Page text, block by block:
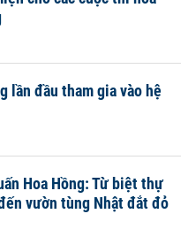
lần đầu tham gia vào hệ
Hoa Hồng: Từ biệt thự
vườn tùng Nhật đắt đỏ